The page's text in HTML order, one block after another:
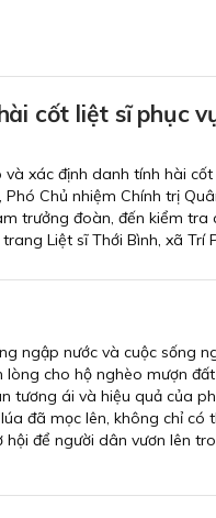
cốt liệt sĩ phục
xác định danh tính hài cốt
Chủ nhiệm Chính trị
trưởng đoàn, đến kiểm tra
Liệt sĩ Thới Bình, xã Trí
ngập nước và cuộc sống
lòng cho hộ nghèo mượn
tương ái và hiệu quả của
đã mọc lên, không chỉ có
để người dân vươn lên